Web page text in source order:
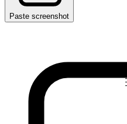
Paste screenshot